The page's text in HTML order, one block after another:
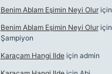
Benim Ablam Eşimin Neyi Oluriçin
Benim Ablam Eşimin Neyi Oluriçin
Şampiyon
Karaçam Hangi Ildeiçin admin